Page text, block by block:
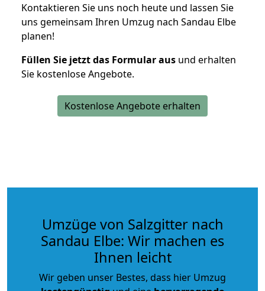
Kontaktieren Sie uns noch heute und lassen Sie
uns gemeinsam Ihren Umzug nach Sandau Elbe
planen!
Füllen Sie jetzt das Formular aus und erhalten
Sie kostenlose Angebote.
Kostenlose Angebote erhalten
Umzüge von Salzgitter nach
Sandau Elbe: Wir machen es
Ihnen leicht
Wir geben unser Bestes, dass hier Umzug